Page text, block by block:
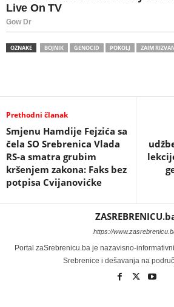
OZNAKE BOJNIK GENOCID POKOLJ ZAIM
Prethodni članak
Smjenu Hamdije Fejzića sa
čela SO Srebrenica Vlada
RS-a smatra grubim
kršenjem zakona: Faks bez
potpisa Cvijanovićke
https://
Portal zaSrebrenicu.ba je nazavisno-
Srebrenice i dešavanja na